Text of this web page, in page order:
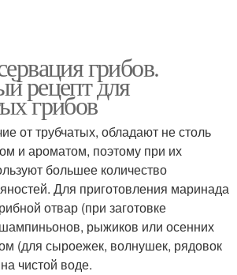
грибов.
рецепт для
грибов
от трубчатых, обладают не столь
и ароматом, поэтому при их
большее количество
Для приготовления маринада
отвар (при заготовке
рыжиков или осенних
(для сыроежек, волнушек, рядовок
чистой воде.